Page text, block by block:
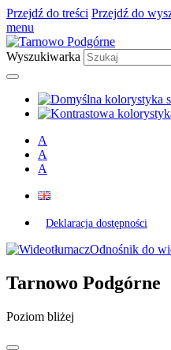
Przejdź do treści Przejdź do
menu
Wyszukiwarka
A
A
A
Deklaracja dostępności
Odnośnik do
Tarnowo Podgórne
Poziom bliżej